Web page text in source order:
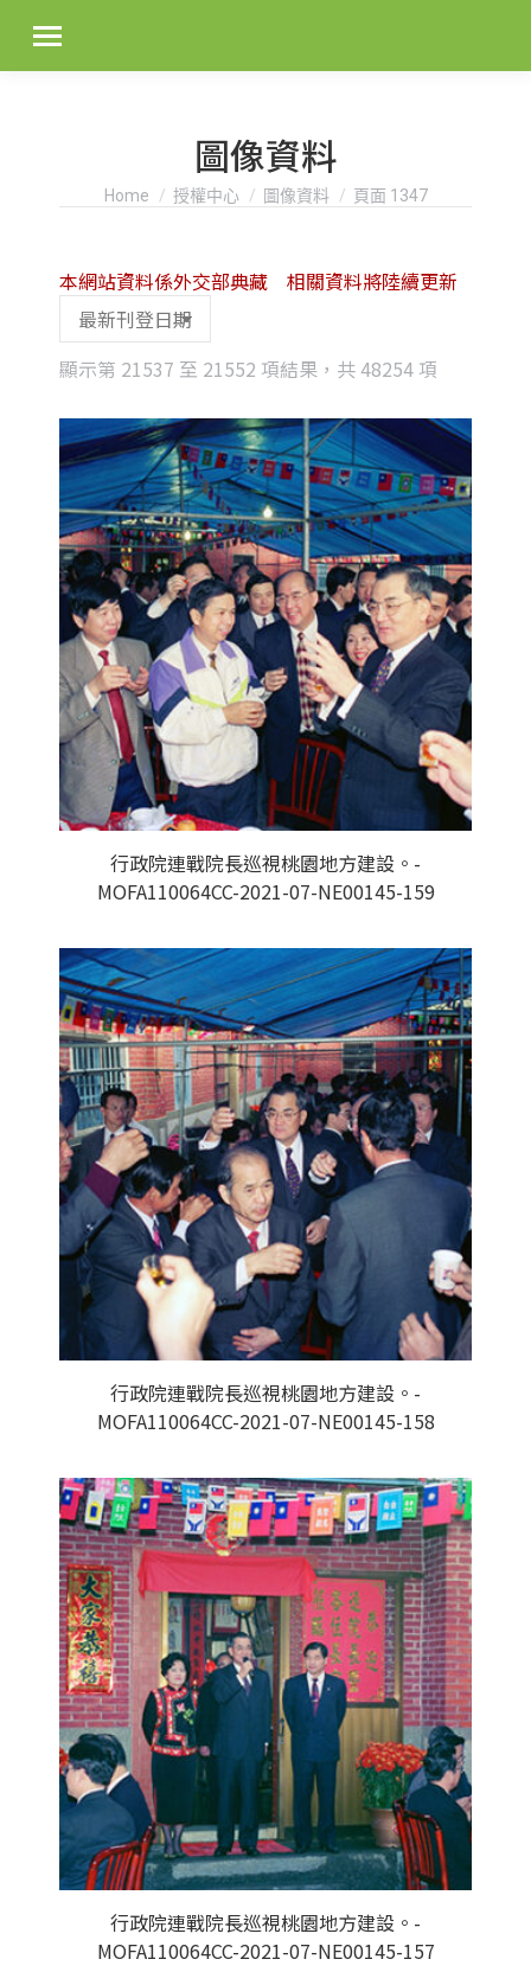
圖像資料
You are here:
Home 授權中心 圖像資料 頁面 1347
顯示第 21537 至 21552 項結果，共 48254 項
latest
本網站資料係外交部典藏 相關資料將陸續更新
行政院連戰院長巡視桃園地方建設。-
MOFA110064CC-2021-07-NE00145-159
行政院連戰院長巡視桃園地方建設。-
MOFA110064CC-2021-07-NE00145-158
行政院連戰院長巡視桃園地方建設。-
MOFA110064CC-2021-07-NE00145-157